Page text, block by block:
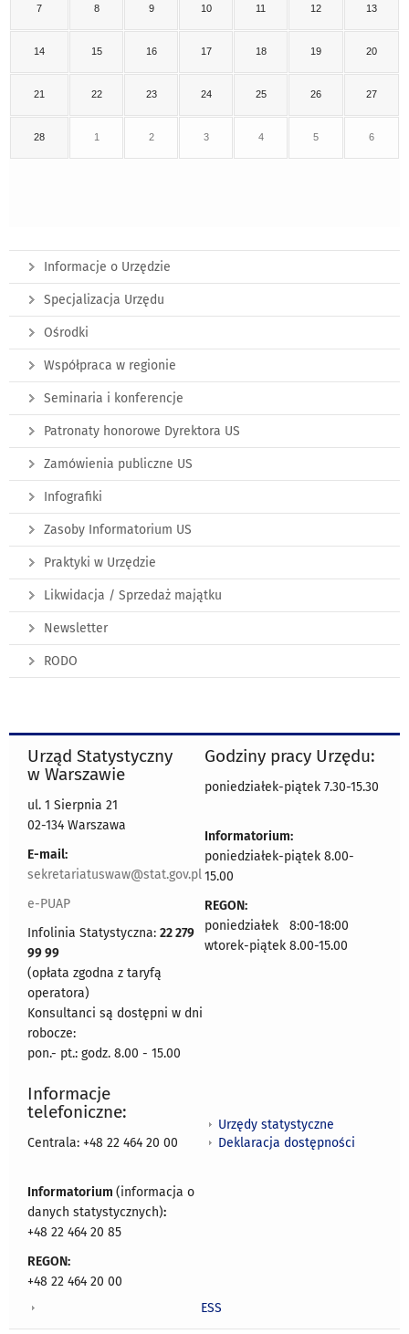
7 8 9 10 11 12 13
14 15 16 17 18 19 20
21 22 23 24 25 26 27
28 1 2 3 4 5 6
Informacje o Urzędzie
Specjalizacja Urzędu
Ośrodki
Współpraca w regionie
Seminaria i konferencje
Patronaty honorowe Dyrektora US
Zamówienia publiczne US
Infografiki
Zasoby Informatorium US
Praktyki w Urzędzie
Likwidacja / Sprzedaż majątku
Newsletter
RODO
Urząd Statystyczny
w Warszawie
ul. 1 Sierpnia 21
02-134 Warszawa
E-mail:
sekretariatuswaw@stat.gov.pl
e-PUAP
Infolinia Statystyczna: 22 279
99 99
(opłata zgodna z taryfą
operatora)
Konsultanci są dostępni w dni
robocze:
pon.- pt.: godz. 8.00 - 15.00
Godziny pracy Urzędu:
poniedziałek-piątek 7.30-15.30
Informatorium:
poniedziałek-piątek 8.00-
15.00
REGON:
poniedziałek 8:00-18:00
wtorek-piątek 8.00-15.00
Informacje
telefoniczne:
Centrala: +48 22 464 20 00
Informatorium (informacja o
danych statystycznych):
+48 22 464 20 85
REGON:
+48 22 464 20 00
Urzędy statystyczne
Deklaracja dostępności
ESS